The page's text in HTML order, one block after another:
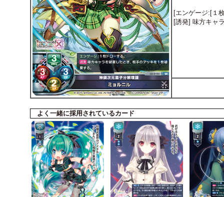
[エンゲージ:[１
[誘発] 味方キャ
よく一緒に採用されているカード